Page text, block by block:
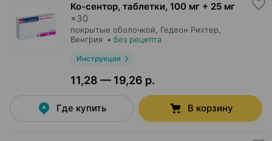
Ко-сентор, таблетки, 100 мг + 25 мг
×30
покрытые оболочкой, Гедеон Рихтер
Венгрия • без рецепта
Инструкция
11,28 — 19,26 р.
Где купить В корзину